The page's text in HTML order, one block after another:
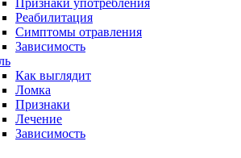
Признаки употребления
Реабилитация
Симптомы отравления
Зависимость
Как выглядит
Ломка
Признаки
Лечение
Зависимость